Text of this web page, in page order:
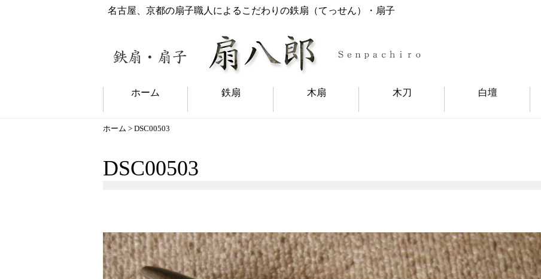
名古屋、京都の扇子職人によるこだわりの鉄扇（てっせん）・扇子
ホーム 鉄扇 木扇 木刀 白壇
ホーム > DSC00503
DSC00503